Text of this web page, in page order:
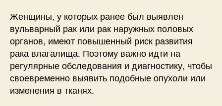
Женщины, у которых ранее был выявлен
вульварный рак или рак наружных половых
органов, имеют повышенный риск развития
рака влагалища. Поэтому важно идти на
регулярные обследования и диагностику, чтобы
своевременно выявить подобные опухоли или
изменения в тканях.